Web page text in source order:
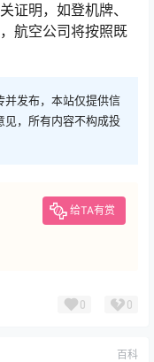
证明，如登机牌、
航空公司将按照既
并发布，本站仅提供信
见，所有内容不构成投
给TA有赏
0 0
百科